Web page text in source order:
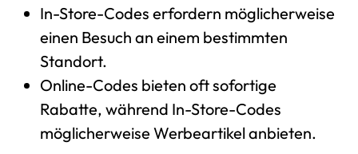
In-Store-Codes erfordern möglicherweise
einen Besuch an einem bestimmten
Standort.
Online-Codes bieten oft sofortige
Rabatte, während In-Store-Codes
möglicherweise Werbeartikel anbieten.